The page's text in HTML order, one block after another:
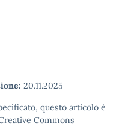
20.11.2025
questo articolo è
Commons